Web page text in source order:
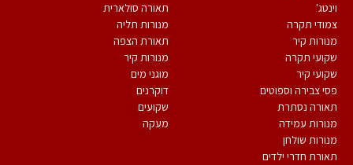
וינטג'
צמודי תקרה
מנורות קיר
שקועי תקרה
שקועי קיר
פסי צבירה וספוטים
תאורה נסתרת
מנורות עמידה
מנורות שולחן
תאורת חדרי ילדים
תאורה סולארית
מנורות תליה
תאורת הצפה
מנורות קיר
מוגני מים
דוקרנים
שקועים
מעקה